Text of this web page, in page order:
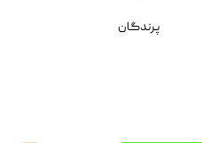
پرندگان